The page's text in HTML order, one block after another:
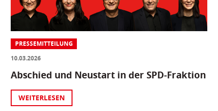
PRESSEMITTEILUNG
10.03.2026
Abschied und Neustart in der SPD-Fraktion
WEITERLESEN